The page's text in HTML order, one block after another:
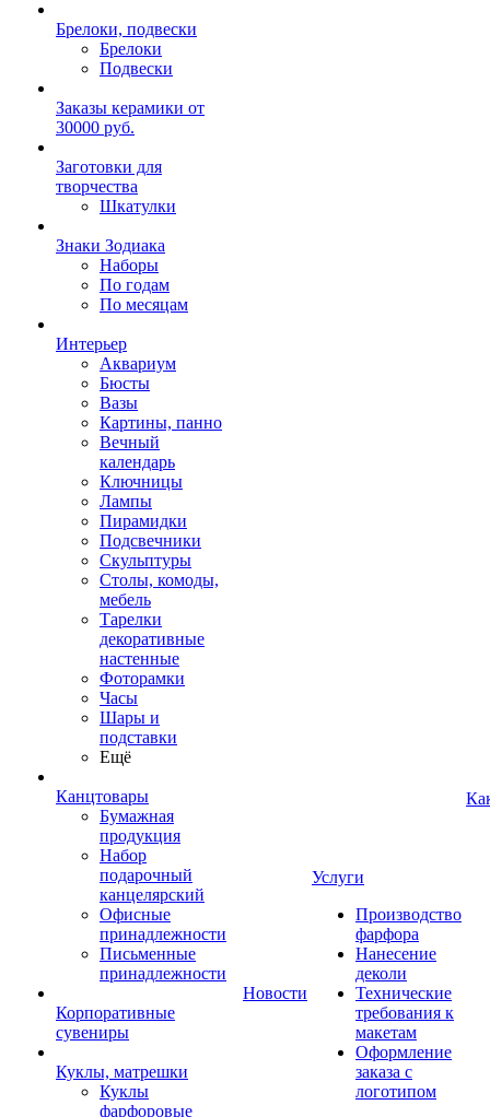
Брелоки, подвески
Брелоки
Подвески
Заказы керамики от
30000 руб.
Заготовки для
творчества
Шкатулки
Знаки Зодиака
Наборы
По годам
По месяцам
Интерьер
Аквариум
Бюсты
Вазы
Картины, панно
Вечный
календарь
Ключницы
Лампы
Пирамидки
Подсвечники
Скульптуры
Столы, комоды,
мебель
Тарелки
декоративные
настенные
Фоторамки
Часы
Шары и
подставки
Ещё
Канцтовары
Бумажная
продукция
Набор
подарочный
канцелярский
Офисные
принадлежности
Письменные
принадлежности
Корпоративные
сувениры
Куклы, матрешки
Куклы
фарфоровые
Новости
Услуги
Производство
фарфора
Нанесение
деколи
Технические
требования к
макетам
Оформление
заказа с
логотипом